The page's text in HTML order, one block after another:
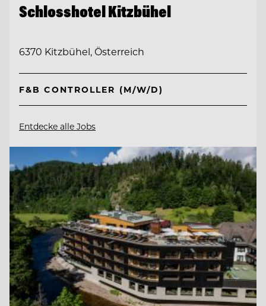
Schlosshotel Kitzbühel
6370 Kitzbühel, Österreich
F&B CONTROLLER (M/W/D)
Entdecke alle Jobs